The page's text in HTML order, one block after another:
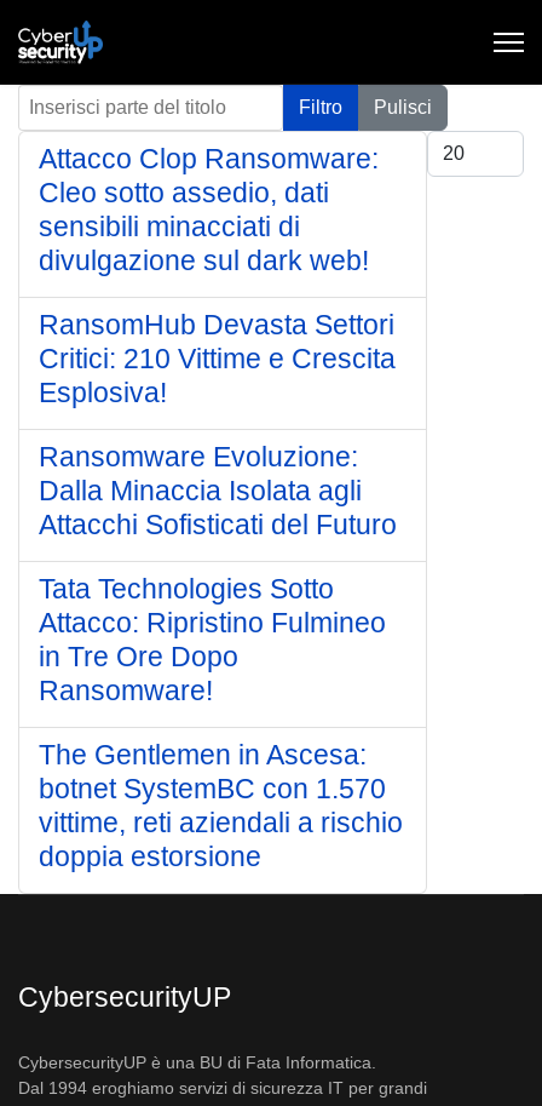
Inserisci parte del titolo Filtro
Pulisci
Visualizza #
Attacco Clop Ransomware:
Cleo sotto assedio, dati
sensibili minacciati di
divulgazione sul dark web!
RansomHub Devasta Settori
Critici: 210 Vittime e Crescita
Esplosiva!
Ransomware Evoluzione:
Dalla Minaccia Isolata agli
Attacchi Sofisticati del Futuro
Tata Technologies Sotto
Attacco: Ripristino Fulmineo
in Tre Ore Dopo
Ransomware!
The Gentlemen in Ascesa:
botnet SystemBC con 1.570
vittime, reti aziendali a rischio
doppia estorsione
CybersecurityUP
CybersecurityUP è una BU di Fata Informatica.
Dal 1994 eroghiamo servizi di sicurezza IT per grandi